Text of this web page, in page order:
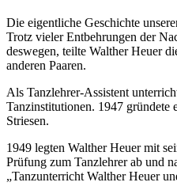
Die eigentliche Geschichte
Trotz vieler Entbehrungen der
deswegen, teilte Walther Heuer
anderen Paaren.
Als Tanzlehrer-Assistent
Tanzinstitutionen. 1947 gründete
Striesen.
1949 legten Walther Heuer mit
Prüfung zum Tanzlehrer ab und
„Tanzunterricht Walther Heuer